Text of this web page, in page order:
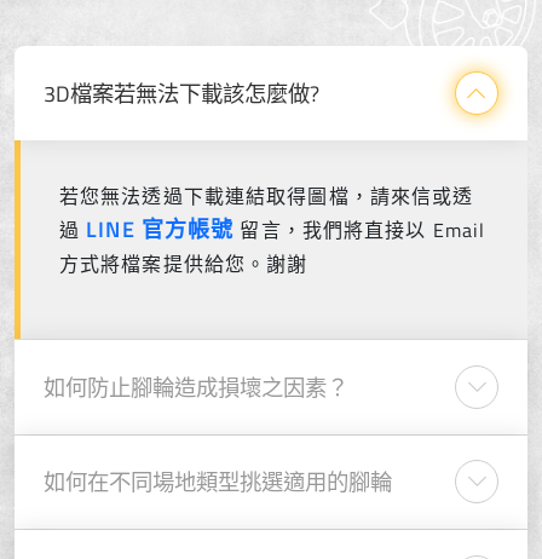
3D檔案若無法下載該怎麼做?
若您無法透過下載連結取得圖檔，請來信或透
過 LINE 官方帳號 留言，我們將直接以 Email
方式將檔案提供給您。謝謝
如何防止腳輪造成損壞之因素？
如何在不同場地類型挑選適用的腳輪